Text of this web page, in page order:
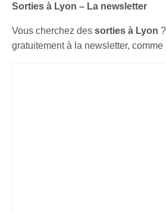
Sorties à Lyon – La newsletter
Vous cherchez dessorties à Lyon
gratuitement à la newsletter,